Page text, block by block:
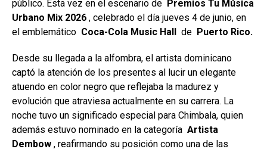
público. Esta vez en el escenario de Premios Tu Música
Urbano Mix 2026 , celebrado el día jueves 4 de junio, en
el emblemático Coca-Cola Music Hall de Puerto Rico.
Desde su llegada a la alfombra, el artista dominicano
captó la atención de los presentes al lucir un elegante
atuendo en color negro que reflejaba la madurez y
evolución que atraviesa actualmente en su carrera. La
noche tuvo un significado especial para Chimbala, quien
además estuvo nominado en la categoría Artista
Dembow , reafirmando su posición como una de las